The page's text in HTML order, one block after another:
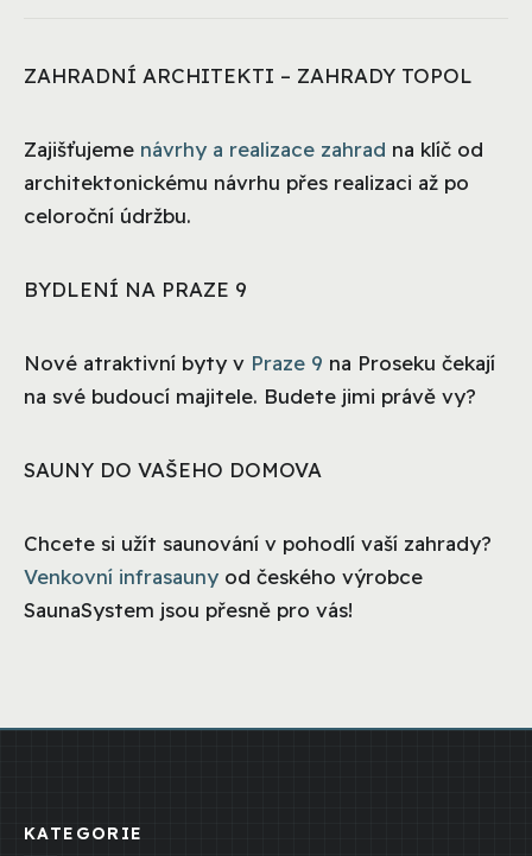
ZAHRADNÍ ARCHITEKTI – ZAHRADY TOPOL
Zajišťujeme návrhy a realizace zahrad na klíč od
architektonickému návrhu přes realizaci až po
celoroční údržbu.
BYDLENÍ NA PRAZE 9
Nové atraktivní byty v Praze 9 na Proseku čekají
na své budoucí majitele. Budete jimi právě vy?
SAUNY DO VAŠEHO DOMOVA
Chcete si užít saunování v pohodlí vaší zahrady?
Venkovní infrasauny od českého výrobce
SaunaSystem jsou přesně pro vás!
KATEGORIE